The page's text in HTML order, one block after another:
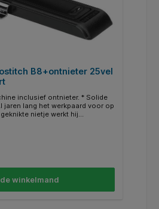
B8+ontnieter 25vel
inclusief ontnieter. * Solide
jaren lang het werkpaard voor op
nietje werkt hij
winkelmand